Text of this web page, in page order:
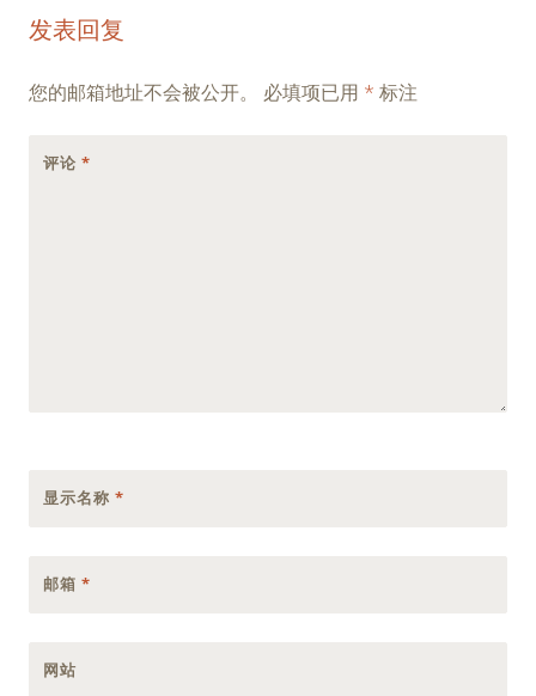
发表回复
您的邮箱地址不会被公开。 必填项已用 * 标注
评论 *
显示名称 *
邮箱 *
网站